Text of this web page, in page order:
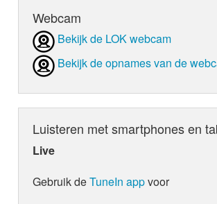
Webcam
Bekijk de LOK webcam
Bekijk de opnames van de
Luisteren met smartphones en
Live
Gebruik deTuneIn appvoor